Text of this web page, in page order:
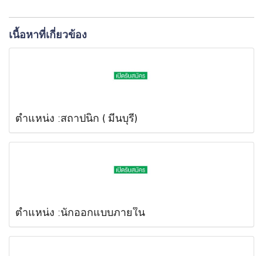
เนื้อหาที่เกี่ยวข้อง
ตำแหน่ง :สถาปนิก ( มีนบุรี)
ตำแหน่ง :นักออกแบบภายใน